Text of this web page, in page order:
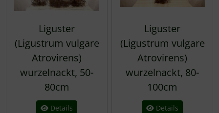
Liguster
(Ligustrum vulgare
Atrovirens)
wurzelnackt, 50-
80cm
Details
Liguster
(Ligustrum vulgare
Atrovirens)
wurzelnackt, 80-
100cm
Details